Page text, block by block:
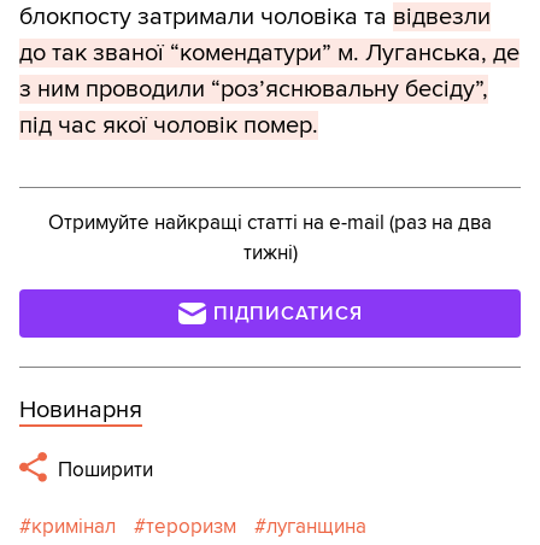
блокпосту затримали чоловіка та відвезли
до так званої “комендатури” м. Луганська, де
з ним проводили “роз’яснювальну бесіду”,
під час якої чоловік помер.
Отримуйте найкращі статті на e-mail (раз на два
тижні)
ПІДПИСАТИСЯ
Новинарня
Поширити
кримінал тероризм луганщина